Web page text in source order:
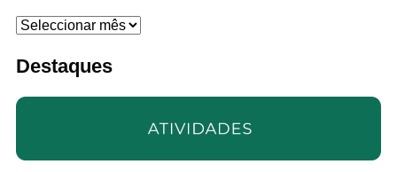
Arquivo
Destaques